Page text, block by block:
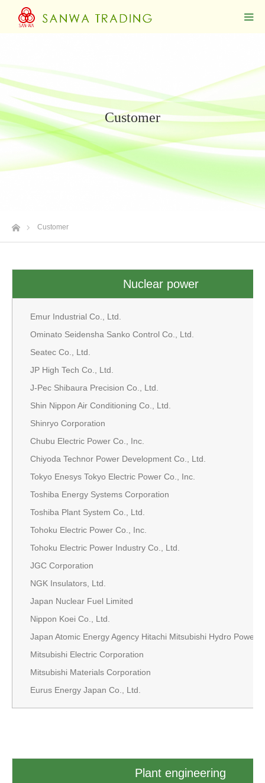
Customer
ホームCustomer
Nuclear power
Emur Industrial Co., Ltd.
Ominato Seidensha Sanko Control Co., Ltd.
Seatec Co., Ltd.
JP High Tech Co., Ltd.
J-Pec Shibaura Precision Co., Ltd.
Shin Nippon Air Conditioning Co., Ltd.
Shinryo Corporation
Chubu Electric Power Co., Inc.
Chiyoda Technor Power Development Co., Ltd.
Tokyo Enesys Tokyo Electric Power Co., Inc.
Toshiba Energy Systems Corporation
Toshiba Plant System Co., Ltd.
Tohoku Electric Power Co., Inc.
Tohoku Electric Power Industry Co., Ltd.
JGC Corporation
NGK Insulators, Ltd.
Japan Nuclear Fuel Limited
Nippon Koei Co., Ltd.
Japan Atomic Energy Agency Hitachi Mitsubishi Hydro Power
Mitsubishi Electric Corporation
Mitsubishi Materials Corporation
Eurus Energy Japan Co., Ltd.
Plant engineering